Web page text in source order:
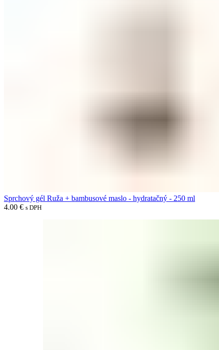
Sprchový gél Ruža + bambusové maslo - hydratačný - 250 ml
4.00 € s DPH